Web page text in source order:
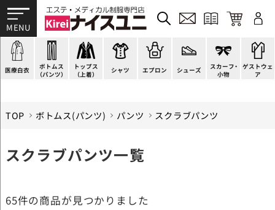
医療白衣
ドクターコート
ドクタージャケット
医療用ジャケット
ケーシージャケット
ボトムス
（パンツ）
パンツ
スクラブパンツ
スカート
キュロット
トップス
（上着）
オーバーブラウス
ベスト
アウター
アンダーウェア
シャツ
カットソー
ブラウス
ポロシャツ
Tシャツ
エプロン
H型エプロン
腰下エプロン
ラップエプロン
エプロンドレス
シューズ
スニーカー
サンダル
ナースシューズ
パンプス
スカーフ・
小物
すべて
スカーフ・リボン
バッグ
ゲストウェ
ア
ゲストウェア
施術衣
マタニティユニフォーム
衛生アイテム
TOP ボトムス(パンツ) パンツ スクラブパンツ
スクラブパンツ一覧
65件の商品が見つかりました